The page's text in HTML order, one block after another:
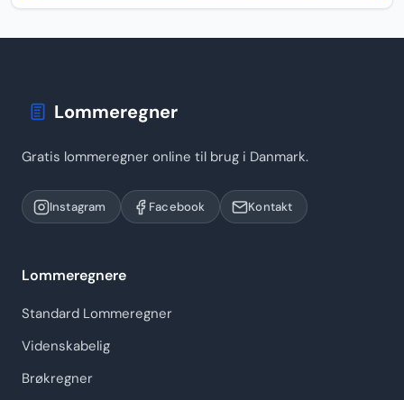
Lommeregner
Gratis lommeregner online til brug i Danmark.
Instagram Facebook Kontakt
Lommeregnere
Standard Lommeregner
Videnskabelig
Brøkregner